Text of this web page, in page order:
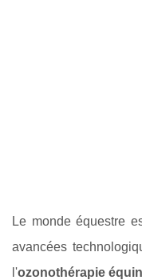
Le monde équestre
avancées
l'ozonothérapie